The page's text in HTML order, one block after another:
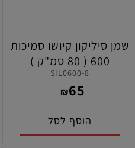
שמן סיליקון קיושו סמיכות
600 ( 80 סמ"ק )
SIL0600-8
₪65
הוסף לסל